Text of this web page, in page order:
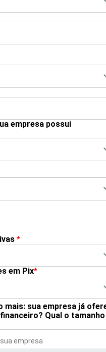
empresa possui
*
em Pix*
mais: sua empresa já
Qual o